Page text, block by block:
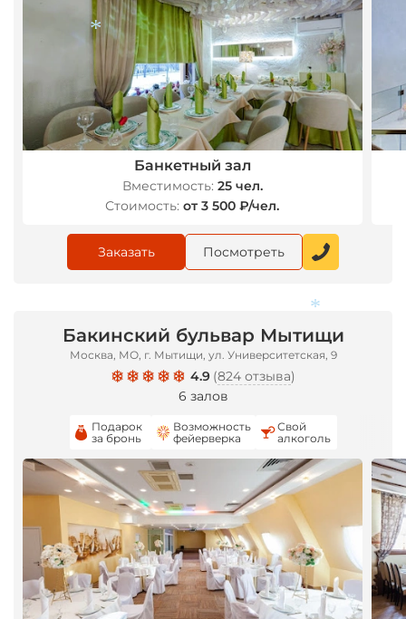
Банкетный зал
Вместимость: 25 чел.
Стоимость: от 3 500 ₽/чел.
Заказать Посмотреть
Бакинский бульвар Мытищи
Москва, МО, г. Мытищи, ул. Университетская, 9
4.9 (824 отзыва)
6 залов
Подарок
за бронь
Возможность
фейерверка
Свой
алкоголь
*
*